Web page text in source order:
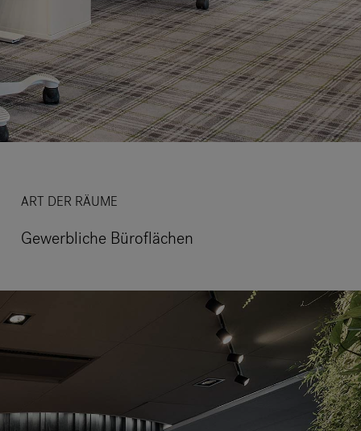
ART DER RÄUME
Gewerbliche Büroflächen